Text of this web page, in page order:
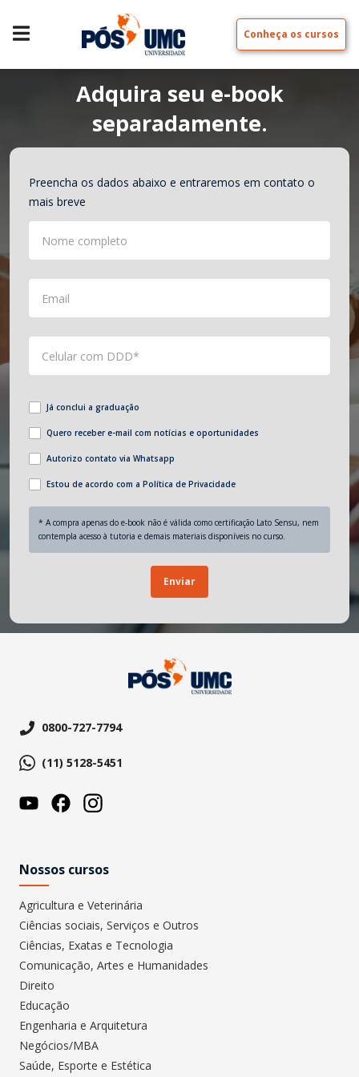
Conheça os cursos
Adquira seu e-book
separadamente.
Preencha os dados abaixo e entraremos em contato o
mais breve
Nome completo
Email
Celular com DDD*
Já conclui a graduação
Quero receber e-mail com notícias e oportunidades
Autorizo contato via Whatsapp
Estou de acordo com a Política de Privacidade
* A compra apenas do e-book não é válida como certificação Lato Sensu, nem
contempla acesso à tutoria e demais materiais disponíveis no curso.
Enviar
0800-727-7794
(11) 5128-5451
Nossos cursos
Agricultura e Veterinária
Ciências sociais, Serviços e Outros
Ciências, Exatas e Tecnologia
Comunicação, Artes e Humanidades
Direito
Educação
Engenharia e Arquitetura
Negócios/MBA
Saúde, Esporte e Estética